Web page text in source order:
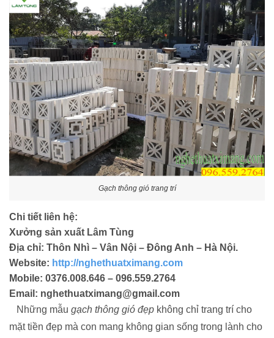
Gạch thông gió trang trí
Chi tiết liên hệ:
Xưởng sản xuất Lâm Tùng
Địa chỉ: Thôn Nhì – Vân Nội – Đông Anh – Hà Nội.
Website: http://nghethuatximang.com
Mobile: 0376.008.646 – 096.559.2764
Email: nghethuatximang@gmail.com
Những mẫu gạch thông gió đẹp không chỉ trang trí cho
mặt tiền đẹp mà con mang không gian sống trong lành cho